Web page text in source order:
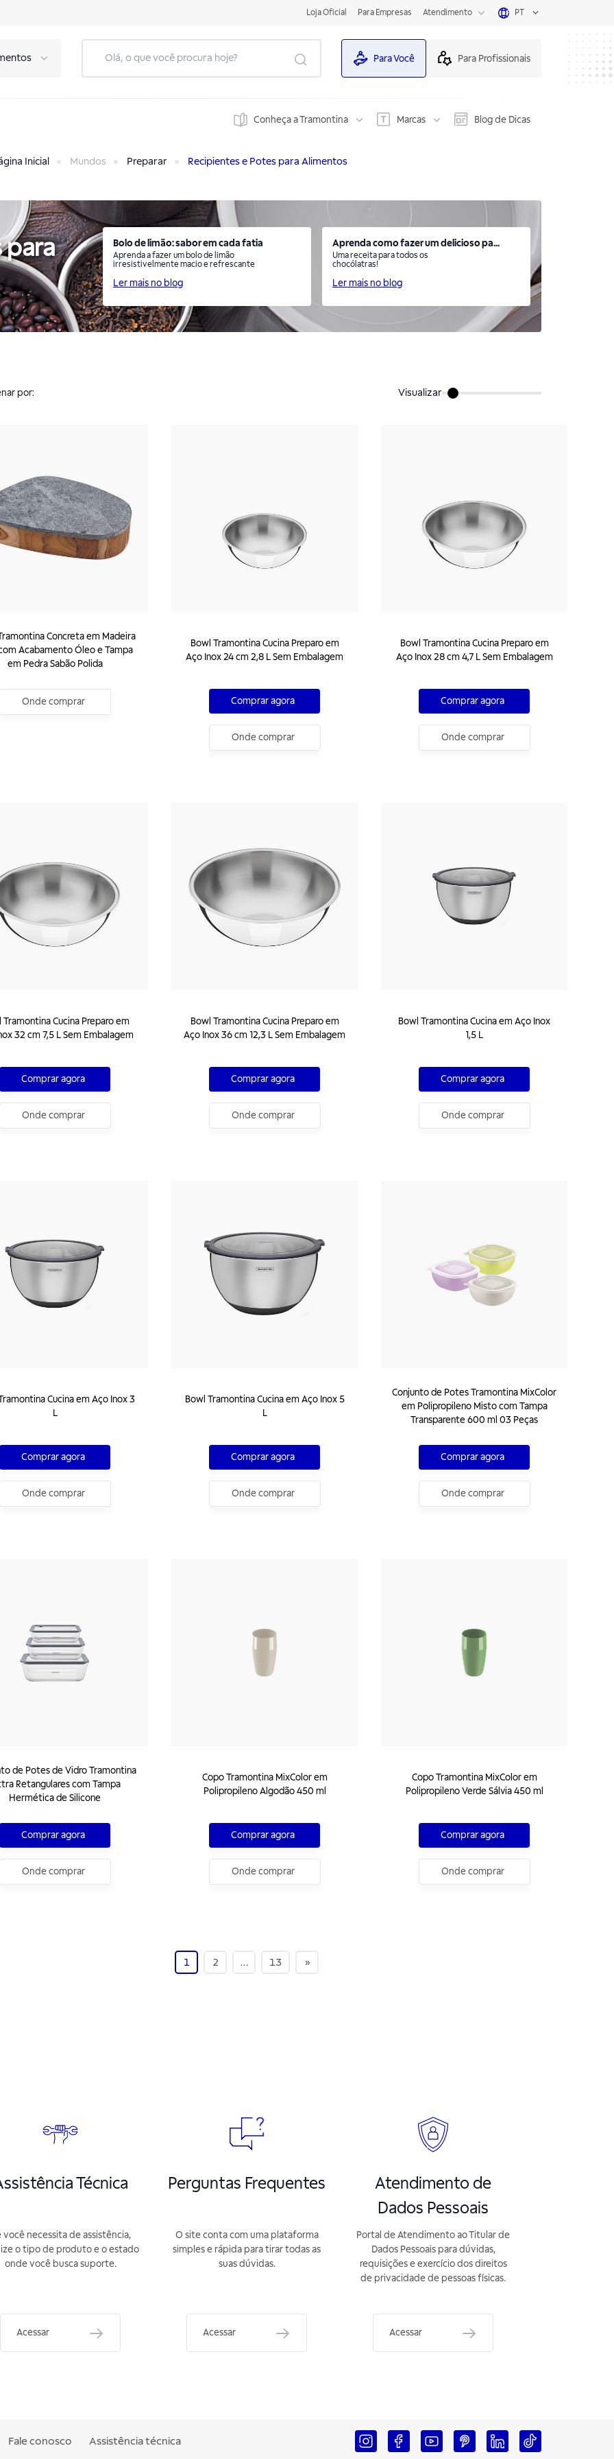
Loja Oficial Para Empresas Atendimento PT
Para Você Para Profissionais
Conheça a Tramontina Marcas Blog de Dicas
Inicial Mundos Preparar Recipientes e Potes para Alimentos
para Bolo de limão: sabor em cada fatia
Aprenda a fazer um bolo de limão
irresistivelmente macio e refrescante
Ler mais no blog
Aprenda como fazer um delicioso pa...
Uma receita para todos os
chocólatras!
Ler mais no blog
por: Visualizar
Concreta em Madeira
Acabamento Óleo e Tampa
em Pedra Sabão Polida
Onde comprar
Bowl Tramontina Cucina Preparo em
Aço Inox 24 cm 2,8 L Sem Embalagem
Comprar agora
Onde comprar
Bowl Tramontina Cucina Preparo em
Aço Inox 28 cm 4,7 L Sem Embalagem
Comprar agora
Onde comprar
Tramontina Cucina Preparo em
32 cm 7,5 L Sem Embalagem
Comprar agora
Onde comprar
Bowl Tramontina Cucina Preparo em
Aço Inox 36 cm 12,3 L Sem Embalagem
Comprar agora
Onde comprar
Bowl Tramontina Cucina em Aço Inox
1,5 L
Comprar agora
Onde comprar
Cucina em Aço Inox 3
L
Comprar agora
Onde comprar
Bowl Tramontina Cucina em Aço Inox 5
L
Comprar agora
Onde comprar
Conjunto de Potes Tramontina MixColor
em Polipropileno Misto com Tampa
Transparente 600 ml 03 Peças
Comprar agora
Onde comprar
de Potes de Vidro Tramontina
Retangulares com Tampa
Hermética de Silicone
Comprar agora
Onde comprar
Copo Tramontina MixColor em
Polipropileno Algodão 450 ml
Comprar agora
Onde comprar
Copo Tramontina MixColor em
Polipropileno Verde Sálvia 450 ml
Comprar agora
Onde comprar
1 2 … 13 »
Técnica
você necessita de assistência,
o tipo de produto e o estado
onde você busca suporte.
Acessar
Perguntas Frequentes
O site conta com uma plataforma
simples e rápida para tirar todas as
suas dúvidas.
Acessar
Atendimento de
Dados Pessoais
Portal de Atendimento ao Titular de
Dados Pessoais para dúvidas,
requisições e exercício dos direitos
de privacidade de pessoas físicas.
Acessar
Fale conosco Assistência técnica